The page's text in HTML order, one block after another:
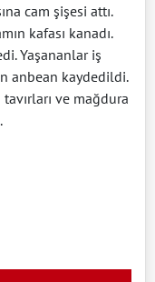
cam şişesi attı.
kafası kanadı.
Yaşananlar iş
anbean kaydedildi.
ve mağdura